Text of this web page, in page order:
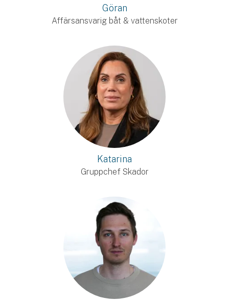
Göran
Affärsansvarig båt & vattenskoter
Katarina
Gruppchef Skador